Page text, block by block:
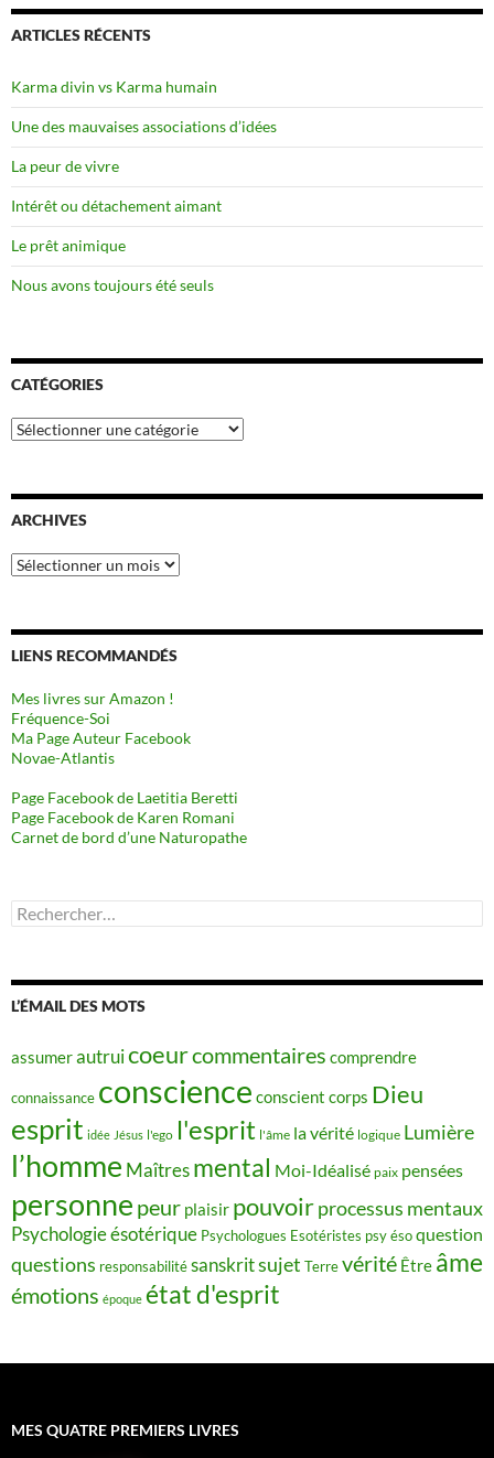
ARTICLES RÉCENTS
Karma divin vs Karma humain
Une des mauvaises associations d’idées
La peur de vivre
Intérêt ou détachement aimant
Le prêt animique
Nous avons toujours été seuls
CATÉGORIES
Catégories
ARCHIVES
Archives
LIENS RECOMMANDÉS
Mes livres sur Amazon !
Fréquence-Soi
Ma Page Auteur Facebook
Novae-Atlantis
Page Facebook de Laetitia Beretti
Page Facebook de Karen Romani
Carnet de bord d’une Naturopathe
Rechercher :
L’ÉMAIL DES MOTS
assumerautruicoeurcommentaires comprendre
connaissance conscience conscient corps Dieu
esprit idée Jésus l'ego l'esprit l'âme la vérité logique Lumière
l’homme Maîtres mental Moi-Idéalisé paix pensées
personne peur plaisir pouvoirprocessus mentaux
Psychologie ésotérique Psychologues Esotéristes psy ésoquestion
questions responsabilitésanskritsujet Terrevérité Être âme
émotions époque état d'esprit
MES QUATRE PREMIERS LIVRES